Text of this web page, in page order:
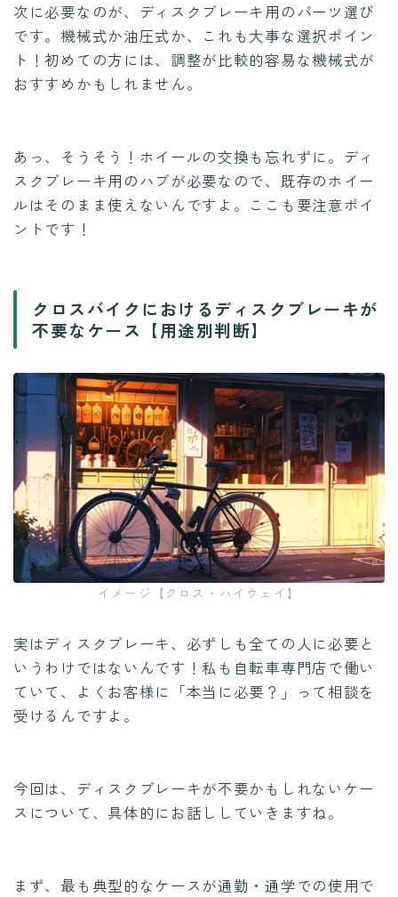
次に必要なのが、ディスクブレーキ用のパーツ選び
です。機械式か油圧式か、これも大事な選択ポイン
ト！初めての方には、調整が比較的容易な機械式が
おすすめかもしれません。
あっ、そうそう！ホイールの交換も忘れずに。ディ
スクブレーキ用のハブが必要なので、既存のホイー
ルはそのまま使えないんですよ。ここも要注意ポイ
ントです！
クロスバイクにおけるディスクブレーキが
不要なケース【用途別判断】
イメージ【クロス・ハイウェイ】
実はディスクブレーキ、必ずしも全ての人に必要と
いうわけではないんです！私も自転車専門店で働い
ていて、よくお客様に「本当に必要？」って相談を
受けるんですよ。
今回は、ディスクブレーキが不要かもしれないケー
スについて、具体的にお話ししていきますね。
まず、最も典型的なケースが通勤・通学での使用で